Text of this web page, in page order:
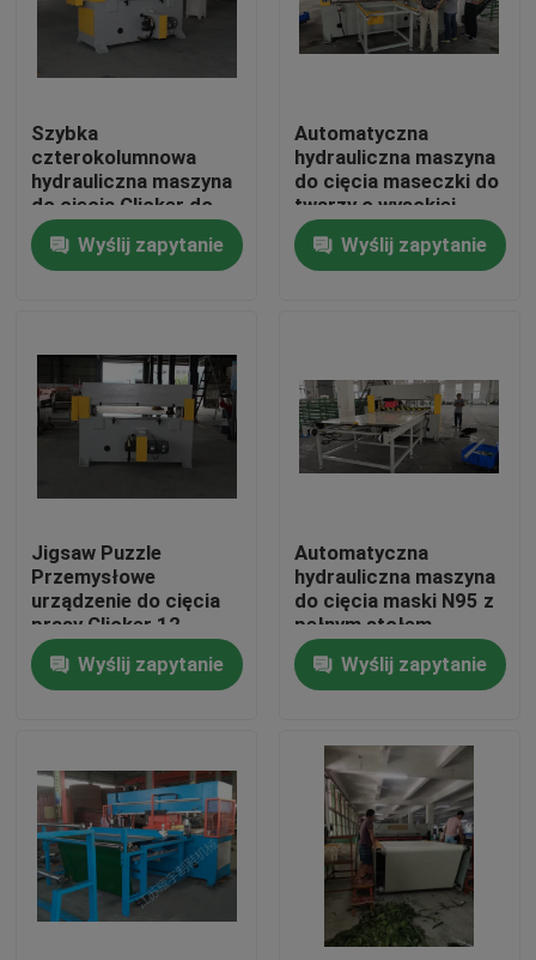
Dom
O nas
Kontrola jakości
Skontaktuj się z nami
Hydrauliczna maszyna do cięcia
Prasa hydrauliczna Die Cutting Machine
Hydrauliczna maszyna do cięcia ramion wahadłowych
Szybka
czterokolumnowa
hydrauliczna maszyna
do cięcia Clicker do
maski na twarz N95
Wyślij zapytanie
Automatyczna
hydrauliczna maszyna
do cięcia maseczki do
twarzy o wysokiej
wydajności
Wyślij zapytanie
Jigsaw Puzzle
Przemysłowe
urządzenie do cięcia
prasy Clicker 12
miesięcy gwarancji
Wyślij zapytanie
Automatyczna
hydrauliczna maszyna
do cięcia maski N95 z
pełnym stołem
podawczym
Wyślij zapytanie